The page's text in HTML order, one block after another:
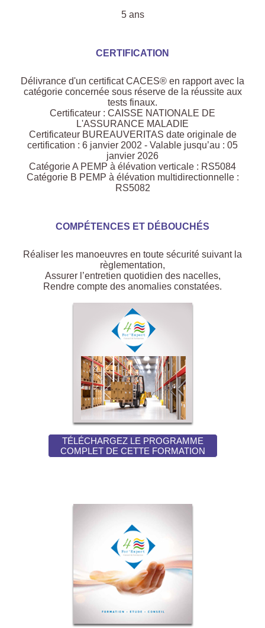
5 ans
CERTIFICATION
Délivrance d'un certificat CACES® en rapport avec la
catégorie concernée sous réserve de la réussite aux
tests finaux.
Certificateur : CAISSE NATIONALE DE
L'ASSURANCE MALADIE
Certificateur BUREAUVERITAS date originale de
certification : 6 janvier 2002 - Valable jusqu’au : 05
janvier 2026
Catégorie A PEMP à élévation verticale : RS5084
Catégorie B PEMP à élévation multidirectionnelle :
RS5082
COMPÉTENCES ET DÉBOUCHÉS
Réaliser les manoeuvres en toute sécurité suivant la
règlementation,
Assurer l’entretien quotidien des nacelles,
Rendre compte des anomalies constatées.
TÉLÉCHARGEZ LE PROGRAMME
COMPLET DE CETTE FORMATION